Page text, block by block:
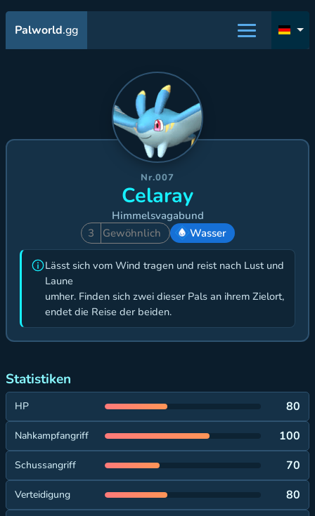
Palworld.gg
Nr.007
Celaray
Himmelsvagabund
3
Gewöhnlich Wasser
Lässt sich vom Wind tragen und reist nach Lust und
Laune
umher. Finden sich zwei dieser Pals an ihrem Zielort,
endet die Reise der beiden.
Statistiken
HP 80
Nahkampfangriff 100
Schussangriff 70
Verteidigung 80